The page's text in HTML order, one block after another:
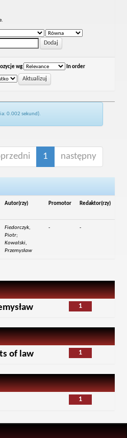
wg In order
0.002 sekund).
1 następny
Autor(rzy) Promotor Redaktor(rzy)
Fiedorczyk,
Piotr;
Kowalski,
Przemysław
- -
1
1
of law
1